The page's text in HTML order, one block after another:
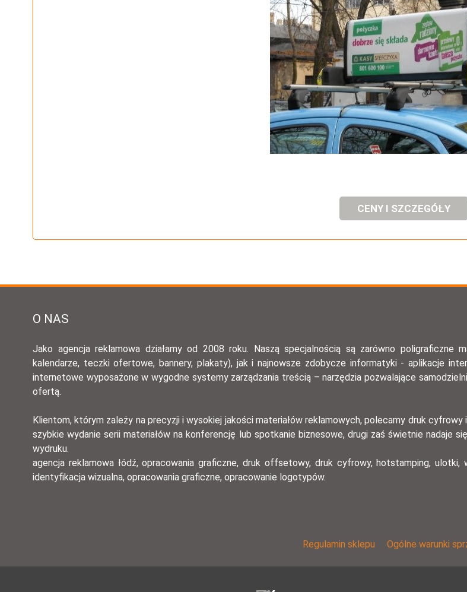
CENY I SZCZEGÓŁY
O NAS
Jako agencja reklamowa działamy od 2008 roku. Naszą specjalnością są zarówno poligraficzne
kalendarze, teczki ofertowe, bannery, plakaty), jak i najnowsze zdobycze informatyki - aplikacje
internetowe wyposażone w wygodne systemy zarządzania treścią – narzędzia pozwalające
ofertą.
Klientom, którym zależy na precyzji i wysokiej jakości materiałów reklamowych, polecamy druk
szybkie wydanie serii materiałów na konferencję lub spotkanie biznesowe, drugi zaś świetnie nadaje
wydruku.
agencja reklamowa łódź, opracowania graficzne, druk offsetowy, druk cyfrowy, hotstamping,
identyfikacja wizualna, opracowania graficzne, opracowanie logotypów.
Regulamin sklepu Ogólne warunki